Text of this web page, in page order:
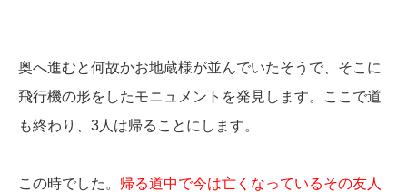
奥へ進むと何故かお地蔵様が並んでいたそうで、そこに
飛行機の形をしたモニュメントを発見します。ここで道
も終わり、3人は帰ることにします。
この時でした。 帰る道中で今は亡くなっているその友人